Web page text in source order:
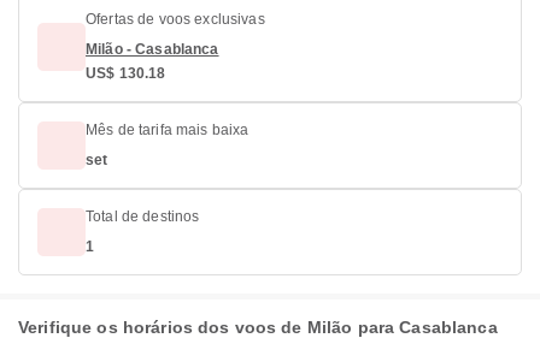
Ofertas de voos exclusivas
Milão - Casablanca
US$ 130.18
Mês de tarifa mais baixa
set
Total de destinos
1
Verifique os horários dos voos de Milão para Casablanca